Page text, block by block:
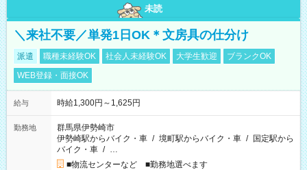
未読
＼来社不要／単発1日OK＊文房具の仕分け
派遣 職種未経験OK 社会人未経験OK 大学生歓迎
ブランクOK
WEB登録・面接OK
給与 時給1,300円～1,625円
勤務地
群馬県伊勢崎市
伊勢崎駅からバイク・車 / 境町駅からバイク・車 / 国定駅から
バイク・車 / …
■物流センターなど ■勤務地選べます